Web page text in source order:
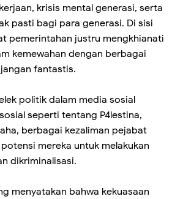
krisis mental generasi, serta
pasti bagi para generasi. Di sisi
pemerintahan justru mengkhianati
kemewahan dengan berbagai
fantastis.
politik dalam media sosial
seperti tentang P4lestina,
berbagai kezaliman pejabat
mereka untuk melakukan
dikriminalisasi.
menyatakan bahwa kekuasaan